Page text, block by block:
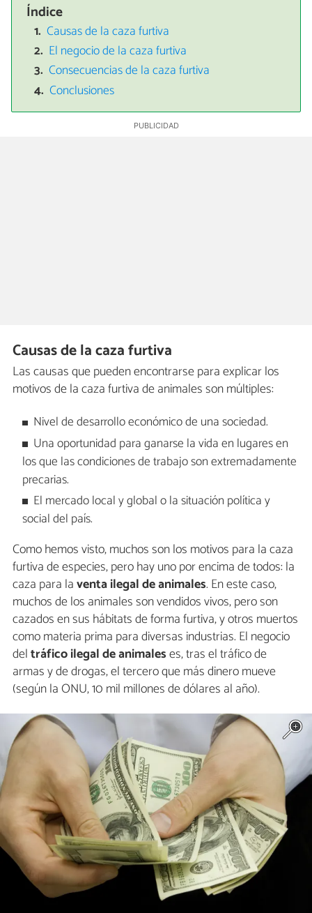
Índice
Causas de la caza furtiva
El negocio de la caza furtiva
Consecuencias de la caza furtiva
Conclusiones
Causas de la caza furtiva
Las causas que pueden encontrarse para explicar los
motivos de la caza furtiva de animales son múltiples:
Nivel de desarrollo económico de una sociedad.
Una oportunidad para ganarse la vida en lugares en
los que las condiciones de trabajo son extremadamente
precarias.
El mercado local y global o la situación política y
social del país.
Como hemos visto, muchos son los motivos para la caza
furtiva de especies, pero hay uno por encima de todos: la
caza para laventa ilegal de animales. En este caso,
muchos de los animales son vendidos vivos, pero son
cazados en sus hábitats de forma furtiva, y otros muertos
como materia prima para diversas industrias. El negocio
deltráfico ilegal de animaleses, tras el tráfico de
armas y de drogas, el tercero que más dinero mueve
(según la ONU, 10 mil millones de dólares al año).